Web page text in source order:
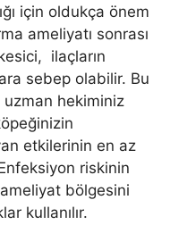
için oldukça önem
ameliyatı sonrası
ilaçların
sebep olabilir. Bu
hekiminiz
etkilerinin en az
riskinin
bölgesini
kullanılır.